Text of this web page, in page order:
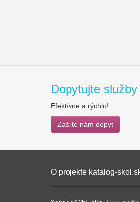
Dopytujte služby
Efektívne a rýchlo!
Zašlite nám dopyt
O projekte katalog-